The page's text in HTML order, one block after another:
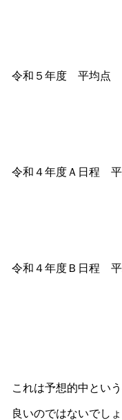
令和５年度 平均点
令和４年度Ａ日程
令和４年度Ｂ日程
これは予想的中とい
良いのではないでし